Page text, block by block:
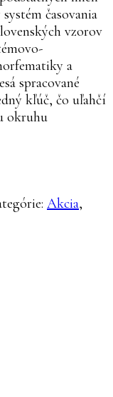
časovania
vzorov
a
spracované
kľúč, čo uľahčí
okruhu
Akcia,